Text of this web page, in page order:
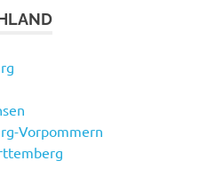
Vorpommern